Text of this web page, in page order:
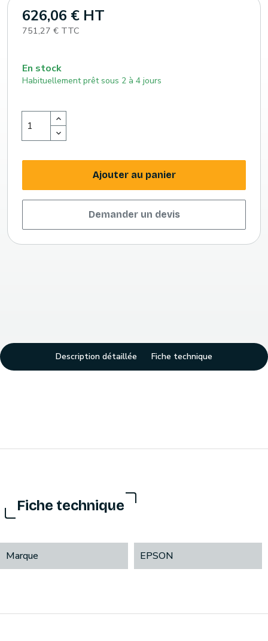
626,06 € HT
751,27 € TTC
En stock
Habituellement prêt sous 2 à 4 jours
Ajouter au panier
Demander un devis
Description détaillée Fiche technique
Fiche technique
Marque EPSON